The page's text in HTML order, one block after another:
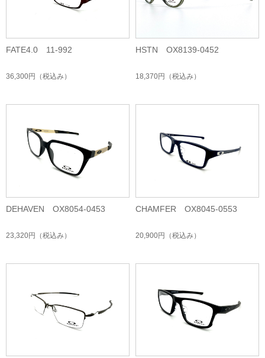
FATE4.0 11-992
36,300円 （税込み）
HSTN OX8139-0452
18,370円 （税込み）
DEHAVEN OX8054-0453
23,320円 （税込み）
CHAMFER OX8045-0553
20,900円 （税込み）